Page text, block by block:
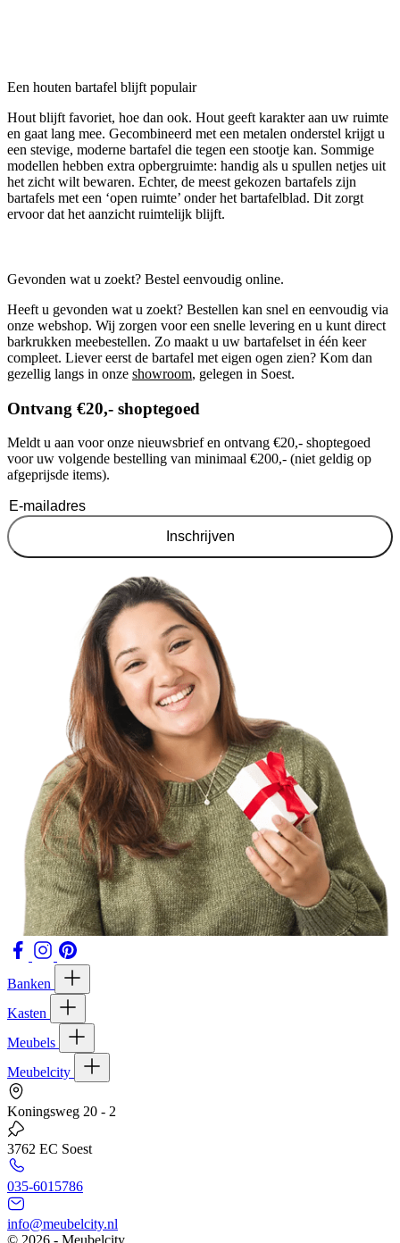
Een houten bartafel blijft populair
Hout blijft favoriet, hoe dan ook. Hout geeft karakter aan uw ruimte
en gaat lang mee. Gecombineerd met een metalen onderstel krijgt u
een stevige, moderne bartafel die tegen een stootje kan. Sommige
modellen hebben extra opbergruimte: handig als u spullen netjes uit
het zicht wilt bewaren. Echter, de meest gekozen bartafels zijn
bartafels met een ‘open ruimte’ onder het bartafelblad. Dit zorgt
ervoor dat het aanzicht ruimtelijk blijft.
Gevonden wat u zoekt? Bestel eenvoudig online.
Heeft u gevonden wat u zoekt? Bestellen kan snel en eenvoudig via
onze webshop. Wij zorgen voor een snelle levering en u kunt direct
barkrukken meebestellen. Zo maakt u uw bartafelset in één keer
compleet. Liever eerst de bartafel met eigen ogen zien? Kom dan
gezellig langs in onze showroom, gelegen in Soest.
Ontvang €20,- shoptegoed
Meldt u aan voor onze nieuwsbrief en ontvang €20,- shoptegoed
voor uw volgende bestelling van minimaal €200,- (niet geldig op
afgeprijsde items).
Inschrijven
Banken
Kasten
Meubels
Meubelcity
Koningsweg 20 - 2
3762 EC Soest
035-6015786
info@meubelcity.nl